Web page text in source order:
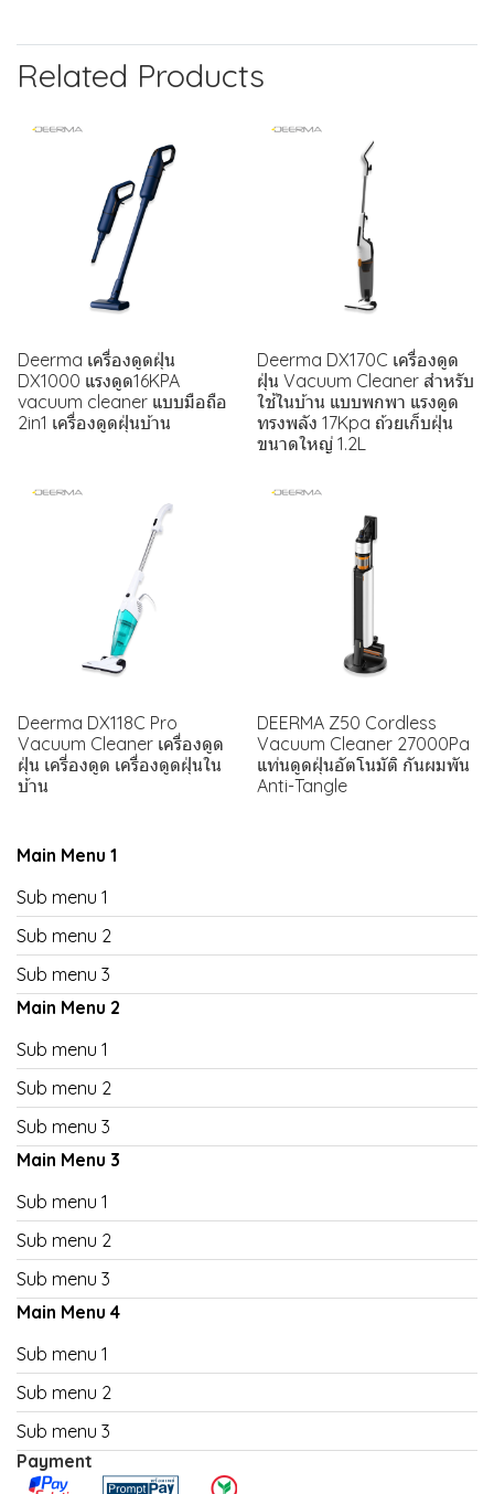
Related Products
Deerma เครื่องดูดฝุ่น
DX1000 แรงดูด16KPA
vacuum cleaner แบบมือถือ
2in1 เครื่องดูดฝุ่นบ้าน
Deerma DX170C เครื่องดูด
ฝุ่น Vacuum Cleaner สำหรับ
ใช้ในบ้าน แบบพกพา แรงดูด
ทรงพลัง 17Kpa ถ้วยเก็บฝุ่น
ขนาดใหญ่ 1.2L
Deerma DX118C Pro
Vacuum Cleaner เครื่องดูด
ฝุ่น เครี่องดูด เครื่องดูดฝุ่นใน
บ้าน
DEERMA Z50 Cordless
Vacuum Cleaner 27000Pa
แท่นดูดฝุ่นอัตโนมัติ กันผมพัน
Anti-Tangle
Main Menu 1
Sub menu 1
Sub menu 2
Sub menu 3
Main Menu 2
Sub menu 1
Sub menu 2
Sub menu 3
Main Menu 3
Sub menu 1
Sub menu 2
Sub menu 3
Main Menu 4
Sub menu 1
Sub menu 2
Sub menu 3
Payment